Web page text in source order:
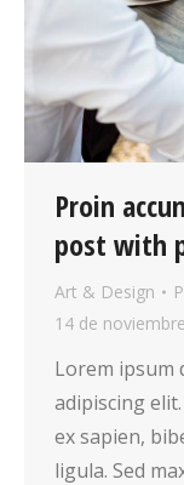
Proin
post with
Art & Design
14 de
Lorem ipsum
adipiscing
ex sapien,
ligula. Sed